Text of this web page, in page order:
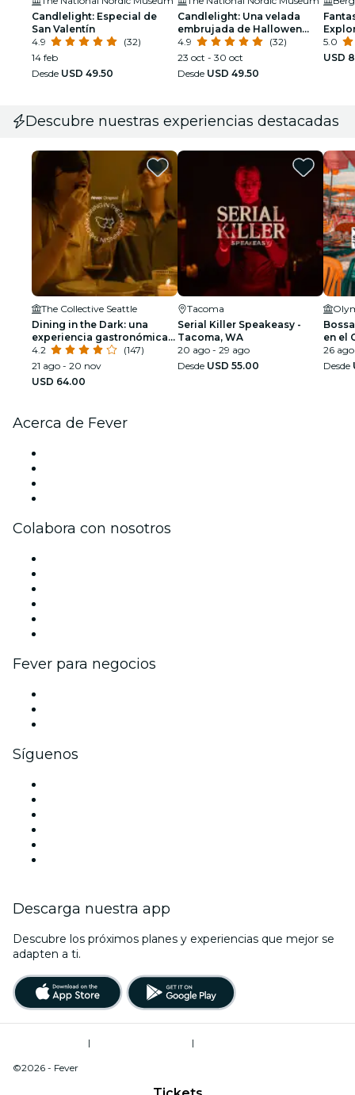
Candlelight: Especial de
San Valentín
4.9
(32)
14 feb
Desde USD 49.50
Candlelight: Una velada
embrujada de Hallowen
Classics
4.9
(32)
23 oct - 30 oct
Desde USD 49.50
5.0
USD
Descubre nuestras experiencias destacadas
The Collective Seattle
Dining in the Dark: una
experiencia gastronómica
única con los ojos
vendados en The Collective
Seattle
4.2
(147)
21 ago - 20 nov
USD 64.00
Tacoma
Serial Killer Speakeasy -
Tacoma, WA
20 ago - 29 ago
Desde USD 55.00
en el
26 ago
Desde
Acerca de Fever
Colabora con nosotros
Fever para negocios
Síguenos
Descarga nuestra app
Descubre los próximos planes y experiencias que mejor se
adapten a ti.
|
|
©2026 - Fever